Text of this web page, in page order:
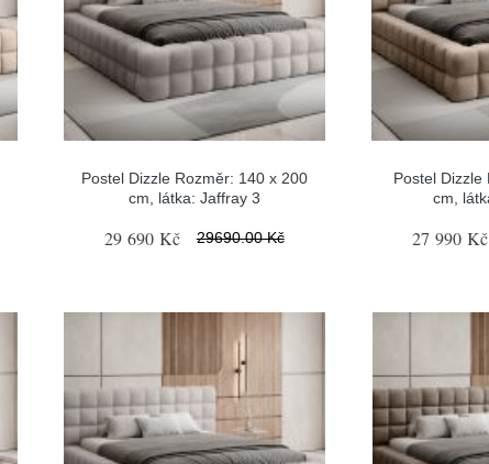
Postel Dizzle Rozměr: 140 x 200
cm, látka: Jaffray 3
29 690 Kč 29690.00 Kč
Postel Dizzle
cm,
27 990 Kč